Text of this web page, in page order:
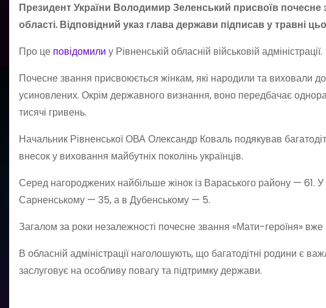
Президент України Володимир Зеленський присвоїв почесне
області. Відповідний указ глава держави підписав у травні
Про це повідомили у Рівненській обласній військовій адміністрації.
Почесне звання присвоюється жінкам, які народили та виховали до
усиновлених. Окрім державного визнання, воно передбачає
тисячі гривень.
Начальник Рівненської ОВА Олександр Коваль подякував
внесок у виховання майбутніх поколінь українців.
Серед нагороджених найбільше жінок із Вараського району — 61.
Сарненському — 35, а в Дубенському — 5.
Загалом за роки незалежності почесне звання «Мати-героїня»
В обласній адміністрації наголошують, що багатодітні родини є
заслуговує на особливу повагу та підтримку держави.